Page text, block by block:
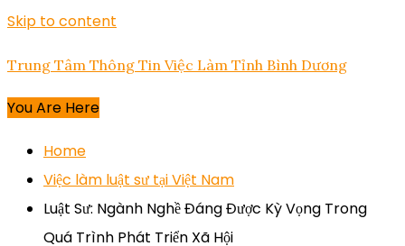
Skip to content
Trung Tâm Thông Tin Việc Làm Tỉnh Bình Dương
You Are Here
Home
Việc làm luật sư tại Việt Nam
Luật Sư: Ngành Nghề Đáng Được Kỳ Vọng Trong
Quá Trình Phát Triển Xã Hội